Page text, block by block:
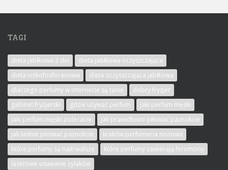
TAGI
dieta jabłkowa 3 dni
dieta jabłkowa oczyszczająca
dieta niskofosforanowa
dieta oczyszczająca jabłkowa
dlaczego perfumy w internecie są tanie
dobry fryzjer
gabinet fryzjerski
gdzie używać perfum
jaki perfum męski
jaki perfum męski polecacie
jak prawidłowo piłować paznokcie
jak ładnie piłować paznokcie
kraków perfumeria niszowa
które perfumy są najtrwalsze
które perfumy zawierają feromony
laserowe usuwanie żylaków